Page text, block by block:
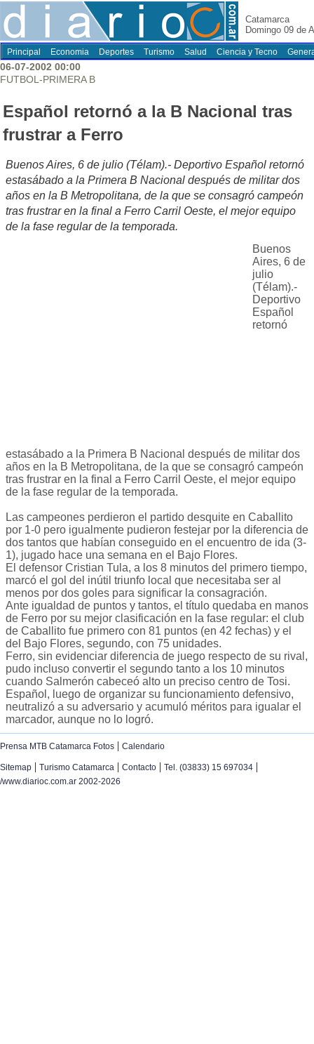
Catamarca
Domingo 09 de
Principal Economia Deportes Turismo Salud Ciencia y Tecno
06-07-2002 00:00
FUTBOL-PRIMERA B
Español retornó a la B Nacional tras
frustrar a Ferro
Buenos Aires, 6 de julio (Télam).- Deportivo Español retornó
estasábado a la Primera B Nacional después de militar dos
años en la B Metropolitana, de la que se consagró campeón
tras frustrar en la final a Ferro Carril Oeste, el mejor equipo
de la fase regular de la temporada.
Buenos
Aires, 6 de
julio
(Télam).-
Deportivo
Español
retornó
estasábado a la Primera B Nacional después de militar dos
años en la B Metropolitana, de la que se consagró campeón
tras frustrar en la final a Ferro Carril Oeste, el mejor equipo
de la fase regular de la temporada.
Las campeones perdieron el partido desquite en Caballito
por 1-0 pero igualmente pudieron festejar por la diferencia de
dos tantos que habían conseguido en el encuentro de ida (3-
1), jugado hace una semana en el Bajo Flores.
El defensor Cristian Tula, a los 8 minutos del primero tiempo,
marcó el gol del inútil triunfo local que necesitaba ser al
menos por dos goles para significar la consagración.
Ante igualdad de puntos y tantos, el título quedaba en manos
de Ferro por su mejor clasificación en la fase regular: el club
de Caballito fue primero con 81 puntos (en 42 fechas) y el
del Bajo Flores, segundo, con 75 unidades.
Ferro, sin evidenciar diferencia de juego respecto de su rival,
pudo incluso convertir el segundo tanto a los 10 minutos
cuando Salmerón cabeceó alto un preciso centro de Tosi.
Español, luego de organizar su funcionamiento defensivo,
neutralizó a su adversario y acumuló méritos para igualar el
marcador, aunque no lo logró.
Prensa MTB Catamarca Fotos | Calendario
Sitemap | Turismo Catamarca | Contacto | Tel. (03833) 15 697034 |
/www.diarioc.com.ar 2002-2026